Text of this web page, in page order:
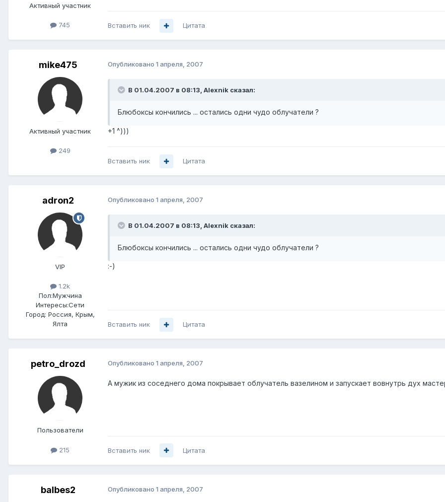
Активный участник
745 Вставить ник Цитата
mike475
Активный участник
249
Опубликовано 1 апреля, 2007
В 01.04.2007 в 08:13, Alexnik сказал:
Блюбоксы кончились ... остались одни чудо облучатели ?
+1 ^)))
Вставить ник Цитата
adron2
VIP
1.2k
Пол:Мужчина
Интересы:Сети
Город: Россия, Крым,
Ялта
Опубликовано 1 апреля, 2007
В 01.04.2007 в 08:13, Alexnik сказал:
Блюбоксы кончились ... остались одни чудо облучатели ?
:-)
Вставить ник Цитата
petro_drozd
Пользователи
215
Опубликовано 1 апреля, 2007
А мужик из соседнего дома покрывает облучатель вазелином и запускает вовнутрь дух
Вставить ник Цитата
balbes2 Опубликовано 1 апреля, 2007